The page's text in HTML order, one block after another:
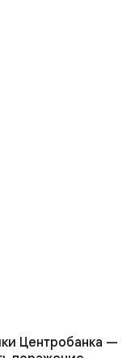
Центробанка —